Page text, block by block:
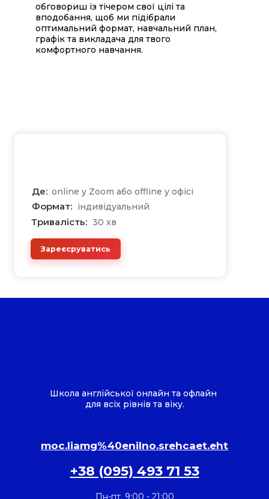
30 хв
індивідуальний
online у Zoom або offline у офісі
Тривалість:
Формат:
Де:
обговориш із тічером свої цілі та
вподобання, щоб ми підібрали
оптимальний формат, навчальний план,
графік та викладача для твого
комфортного навчання.
Зареєсруватись
Школа англійської онлайн та офлайн
для всіх рівнів та віку.
moc.liamg%40enilno.srehcaet.eht
+38 (095) 493 71 53
Пн-пт. 9:00 - 21:00